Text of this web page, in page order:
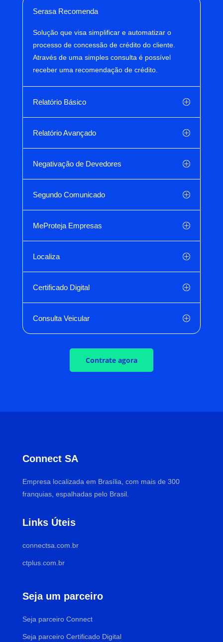
Serasa Recomenda
Solução que visa simplificar e automatizar o
processo de concessão de crédito do cliente.
Através de uma simples consulta é possível
receber uma recomendação de crédito.
Relatório Básico
Relatório Avançado
Negativação de Devedores
Segundo Comunicado
MeProteja Empresas
Localiza
Certificado Digital
Consulta Veicular
Contrate agora
Connect SA
Empresa localizada em Brasília, com mais de 300
franquias, espalhadas pelo Brasil.
Links Úteis
connectsa.com.br
ctplus.com.br
Seja um parceiro
Seja parceiro Connect
Seja parceiro Certificado Digital